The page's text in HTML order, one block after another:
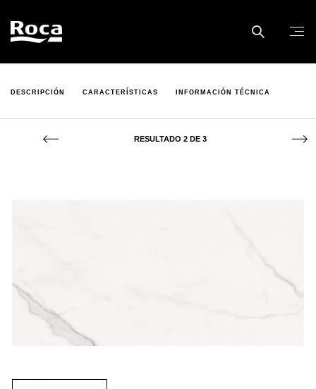
DESCRIPCIÓN CARACTERÍSTICAS INFORMACIÓN TÉCNICA
RESULTADO 2 DE 3